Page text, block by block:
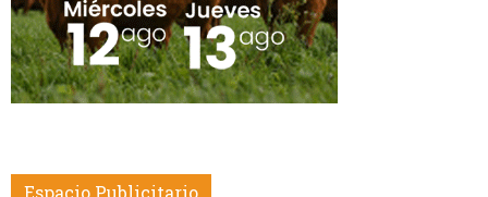
Espacio Publicitario